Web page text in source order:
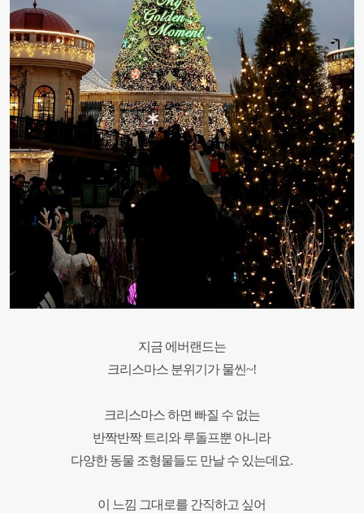
지금 에버랜드는
크리스마스 분위기가 물씬~!
크리스마스 하면 빠질 수 없는
반짝반짝 트리와 루돌프뿐 아니라
다양한 동물 조형물들도 만날 수 있는데요.
이 느낌 그대로를 간직하고 싶어